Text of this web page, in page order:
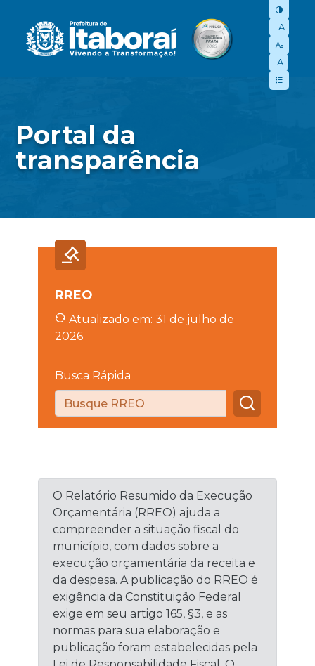
+A
-A
Portal da
transparência
RREO
Atualizado em: 31 de julho de
2026
Busca Rápida
O Relatório Resumido da Execução
Orçamentária (RREO) ajuda a
compreender a situação fiscal do
município, com dados sobre a
execução orçamentária da receita e
da despesa. A publicação do RREO é
exigência da Constituição Federal
exige em seu artigo 165, §3, e as
normas para sua elaboração e
publicação foram estabelecidas pela